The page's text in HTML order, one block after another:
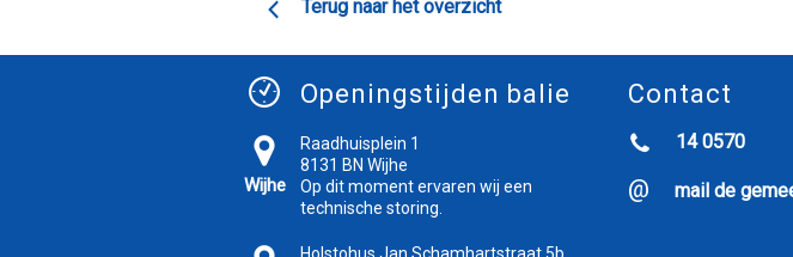
Terug naar het overzicht
Openingstijden balie
Wijhe
Raadhuisplein 1
8131 BN Wijhe
Op dit moment ervaren wij een
technische storing.
Contact
14 0570
mail de